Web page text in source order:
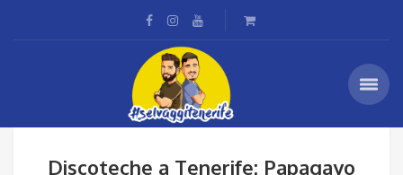
Discoteche a Tenerife: Papagayo